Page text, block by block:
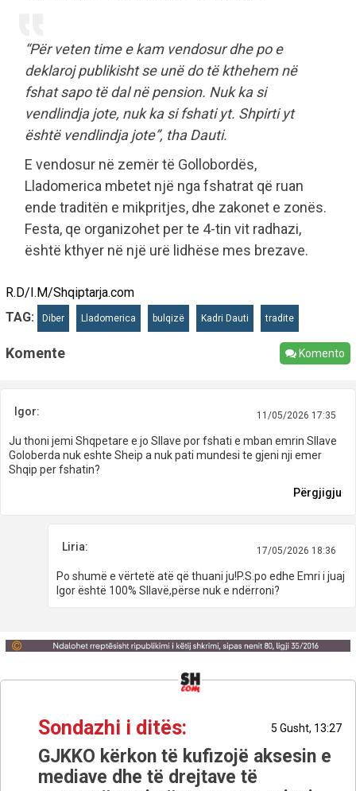
“Për veten time e kam vendosur dhe po e
deklaroj publikisht se unë do të kthehem në
fshat sapo të dal në pension. Nuk ka si
vendlindja jote, nuk ka si fshati yt. Shpirti yt
është vendlindja jote”, tha Dauti.
E vendosur në zemër të Gollobordës,
Lladomerica mbetet një nga fshatrat që ruan
ende traditën e mikpritjes, dhe zakonet e zonës.
Festa, qe organizohet per te 4-tin vit radhazi,
është kthyer në një urë lidhëse mes brezave.
R.D/I.M/Shqiptarja.com
TAG:
Diber Lladomerica bulqizë Kadri Dauti tradite
Komente Komento
Igor: 11/05/2026 17:35
Ju thoni jemi Shqpetare e jo Sllave por fshati e mban emrin Sllave
Goloberda nuk eshte Sheip a nuk pati mundesi te gjeni nji emer
Shqip per fshatin?
Përgjigju
Liria: 17/05/2026 18:36
Po shumë e vërtetë atë që thuani ju!P.S.po edhe Emri i juaj
Igor është 100% Sllavë,përse nuk e ndërroni?
Sondazhi i ditës: 5 Gusht, 13:27
GJKKO kërkon të kufizojë aksesin e
mediave dhe të drejtave të